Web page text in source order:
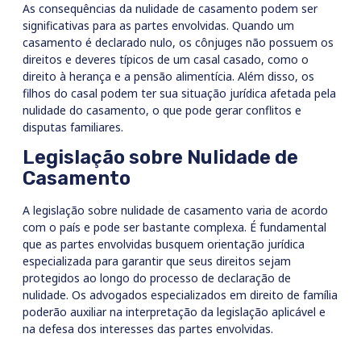
As consequências da nulidade de casamento podem ser
significativas para as partes envolvidas. Quando um
casamento é declarado nulo, os cônjuges não possuem os
direitos e deveres típicos de um casal casado, como o
direito à herança e a pensão alimentícia. Além disso, os
filhos do casal podem ter sua situação jurídica afetada pela
nulidade do casamento, o que pode gerar conflitos e
disputas familiares.
Legislação sobre Nulidade de
Casamento
A legislação sobre nulidade de casamento varia de acordo
com o país e pode ser bastante complexa. É fundamental
que as partes envolvidas busquem orientação jurídica
especializada para garantir que seus direitos sejam
protegidos ao longo do processo de declaração de
nulidade. Os advogados especializados em direito de família
poderão auxiliar na interpretação da legislação aplicável e
na defesa dos interesses das partes envolvidas.